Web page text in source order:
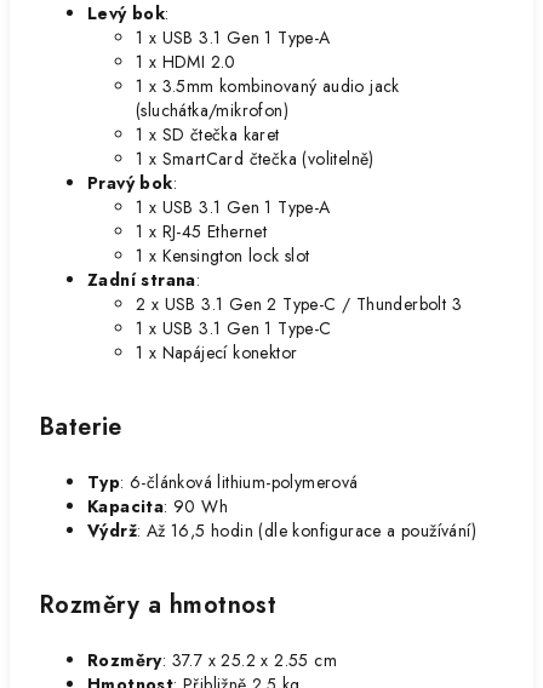
Levý bok:
1 x USB 3.1 Gen 1 Type-A
1 x HDMI 2.0
1 x 3.5mm kombinovaný audio jack
(sluchátka/mikrofon)
1 x SD čtečka karet
1 x SmartCard čtečka (volitelně)
Pravý bok:
1 x USB 3.1 Gen 1 Type-A
1 x RJ-45 Ethernet
1 x Kensington lock slot
Zadní strana:
2 x USB 3.1 Gen 2 Type-C / Thunderbolt 3
1 x USB 3.1 Gen 1 Type-C
1 x Napájecí konektor
Baterie
Typ: 6-článková lithium-polymerová
Kapacita: 90 Wh
Výdrž: Až 16,5 hodin (dle konfigurace a používání)
Rozměry a hmotnost
Rozměry: 37.7 x 25.2 x 2.55 cm